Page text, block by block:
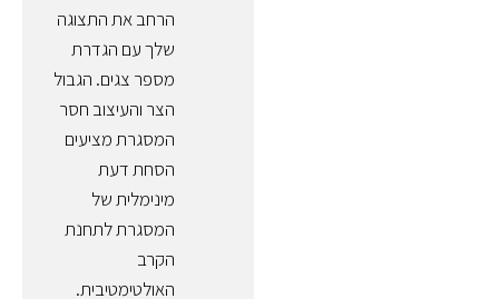
הרחב את התצוגה
שלך עם הגדרת
מספר צגים. הגבול
הצר והעיצוב חסר
המסגרת מציעים
הסחת דעת
מינימלית של
המסגרת לתחנת
הקרב
האולטימטיבית.